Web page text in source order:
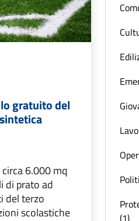
gratuito del
6.000 mq
di prato ad
del terzo
scolastiche
(1)